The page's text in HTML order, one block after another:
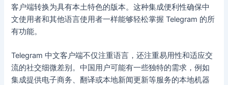
客户端转换为具有本土特色的版本。这种集成便利性确保中
文使用者和其他语言使用者一样能够轻松掌握 Telegram 的所
有功能。
Telegram 中文客户端不仅注重语言，还注重易用性和适应交
流的社交细微差别。中国用户可能有一些独特的需求，例如
集成提供电子商务、翻译或本地新闻更新等服务的本地机器